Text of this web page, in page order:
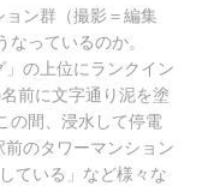
ン群（撮影＝編集
っているのか。
」の上位にランクイン
前に文字通り泥を塗
の間、浸水して停電
のタワーマンション
ている」など様々な